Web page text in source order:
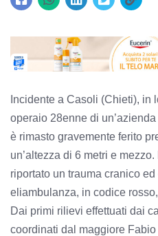
Incidente a Casoli (Chieti), in
operaio 28enne di
è rimasto gravemente ferito
un’altezza di 6 metri e
riportato un trauma cranico
eliambulanza, in codice
Dai primi rilievi effettuati dai
coordinati dal maggiore